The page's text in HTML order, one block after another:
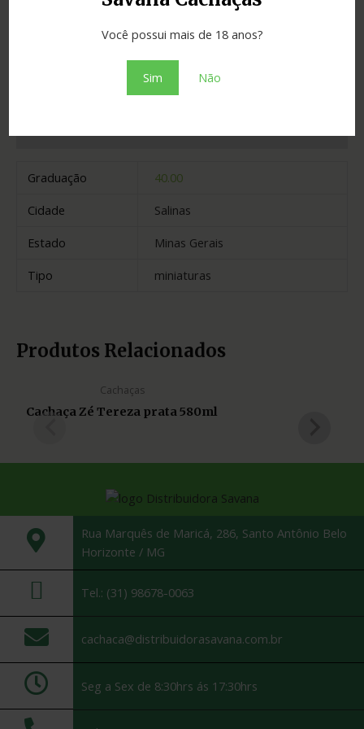
Você possui mais de 18 anos?
Sim Não
19f3cd308f14 Categoria:Cachaças
Informação adicional
Graduação
40.00
Cidade
Salinas
Estado
Minas Gerais
Tipo
miniaturas
Produtos Relacionados
Cachaças
Cachaça Zé Tereza prata 580ml
Rua Marquês de Maricá, 286, Santo Antônio Belo
Horizonte / MG
Tel.: (31) 98678-0063
cachaca@distribuidorasavana.com.br
Seg a Sex de 8:30hrs ás 17:30hrs